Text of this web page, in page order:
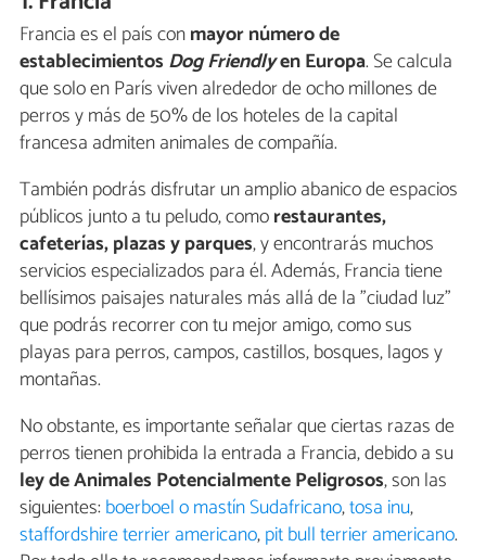
Francia es el país conmayor número de
establecimientos Dog Friendlyen Europa. Se calcula
que solo en París viven alrededor de ocho millones de
perros y más de 50% de los hoteles de la capital
francesa admiten animales de compañía.
También podrás disfrutar un amplio abanico de espacios
públicos junto a tu peludo, comorestaurantes,
cafeterías, plazas y parques, y encontrarás muchos
servicios especializados para él. Además, Francia tiene
bellísimos paisajes naturales más allá de la "ciudad luz"
que podrás recorrer con tu mejor amigo, como sus
playas para perros, campos, castillos, bosques, lagos y
montañas.
No obstante, es importante señalar que ciertas razas de
perros tienen prohibida la entrada a Francia, debido a su
ley de Animales Potencialmente Peligrosos, son las
siguientes:boerboel o mastín Sudafricano,tosa inu,
staffordshire terrier americano,pit bull terrier americano.